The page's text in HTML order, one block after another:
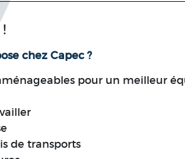
chez Capec ?
pour un meilleur
de transports